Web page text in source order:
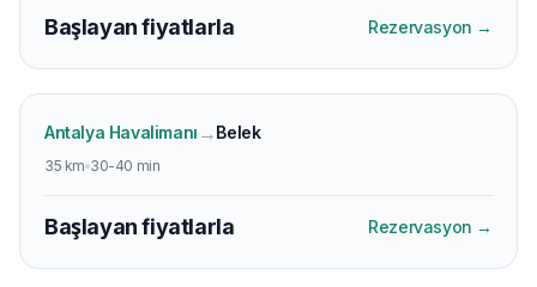
Başlayan fiyatlarla Rezervasyon →
Antalya Havalimanı →Belek
35 km 30-40 min
Başlayan fiyatlarla Rezervasyon →